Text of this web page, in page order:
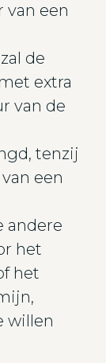
van een
de
extra
van de
tenzij
een
andere
het
het
willen